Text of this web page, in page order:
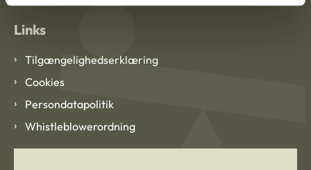
Links
Tilgængelighedserklæring
Cookies
Persondatapolitik
Whistleblowerordning